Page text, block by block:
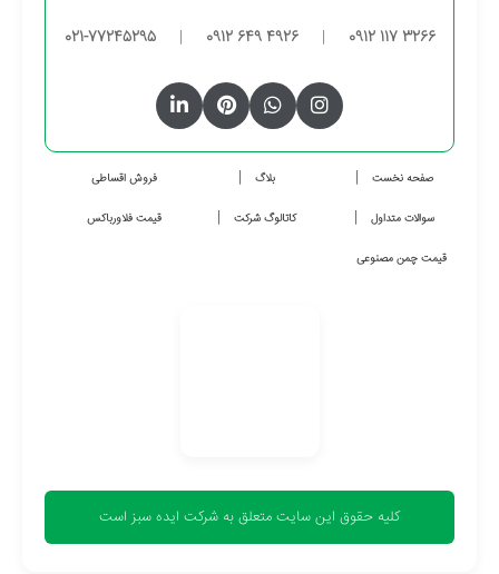
0912 117 3266
|
0912 649 4926
|
021-77245295
صفحه نخست بلاگ فروش اقساطی
سوالات متداول کاتالوگ شرکت قیمت فلاورباکس
قیمت چمن مصنوعی
کلیه حقوق این سایت متعلق به شرکت ایده سبز است